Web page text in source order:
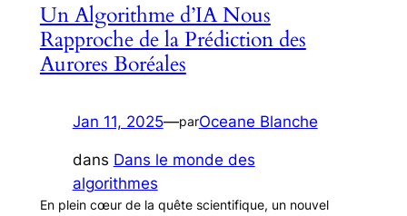
Un Algorithme d’IA Nous
Rapproche de la Prédiction des
Aurores Boréales
Jan 11, 2025—parOceane Blanche
dans Dans le monde des
algorithmes
En plein cœur de la quête scientifique, un nouvel